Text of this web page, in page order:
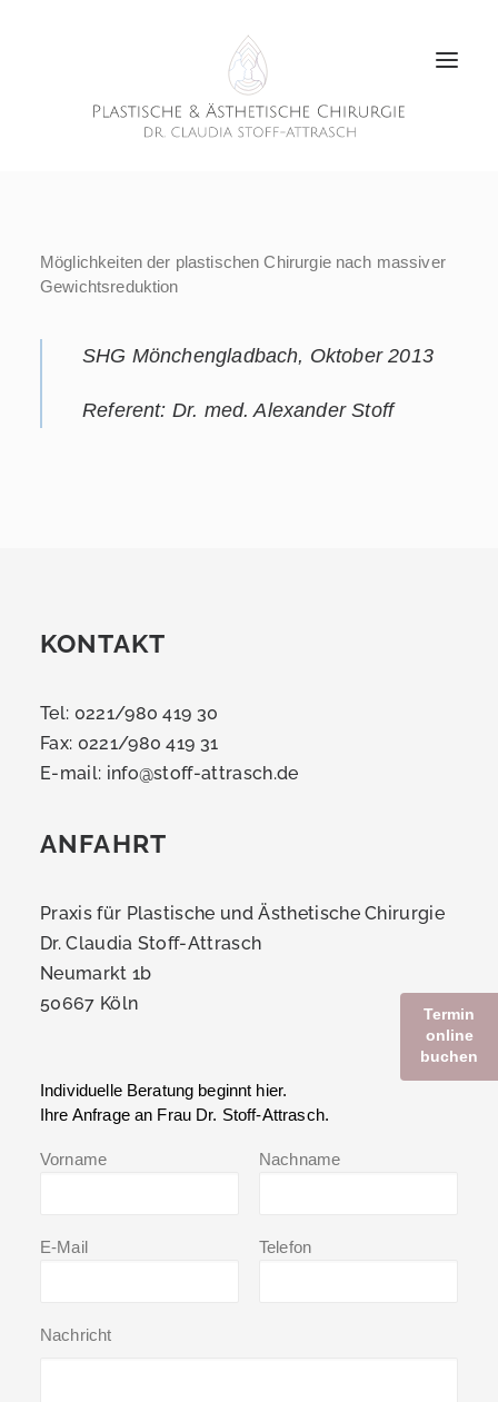
Möglichkeiten der plastischen Chirurgie nach massiver
Gewichtsreduktion
SHG Mönchengladbach, Oktober 2013
Referent: Dr. med. Alexander Stoff
KONTAKT
Tel: 0221/980 419 30
Fax: 0221/980 419 31
E-mail: info@stoff-attrasch.de
ANFAHRT
Praxis für Plastische und Ästhetische Chirurgie
Dr. Claudia Stoff-Attrasch
Neumarkt 1b
50667 Köln
Individuelle Beratung beginnt hier.
Ihre Anfrage an Frau Dr. Stoff-Attrasch.
Vorname Nachname
E-Mail Telefon
Nachricht
Termin
online
buchen